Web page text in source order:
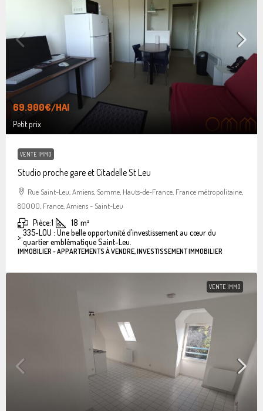
69.900€/HAI
Petit prix
VENTE IMMO
Studio proche gare et Citadelle St Leu
Rue Saint-Leu, Amiens, Somme, Hauts-de-France, France métropolitaine,
80000, France, Amiens - Saint-Leu
Pièce:1 18 m²
>:335-LOU : Une belle opportunité d’investissement au cœur du
quartier emblématique Saint-Leu.
IMMOBILIER - APPARTEMENTS À VENDRE, INVESTISSEMENT IMMOBILIER
VENTE IMMO